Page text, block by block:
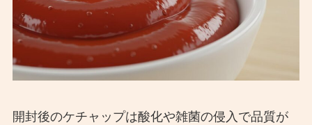
開封後のケチャップは酸化や雑菌の侵入で品質が